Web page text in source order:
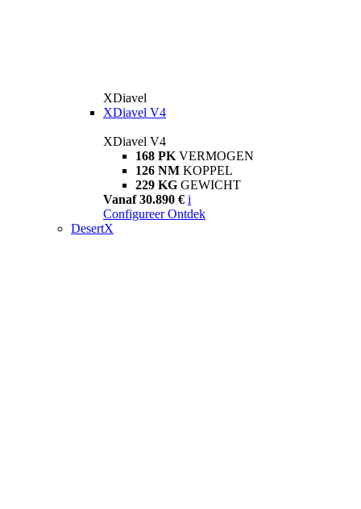
XDiavel
XDiavel V4
XDiavel V4
168 PK VERMOGEN
126 NM KOPPEL
229 KG GEWICHT
Vanaf 30.890 € i
Configureer Ontdek
DesertX